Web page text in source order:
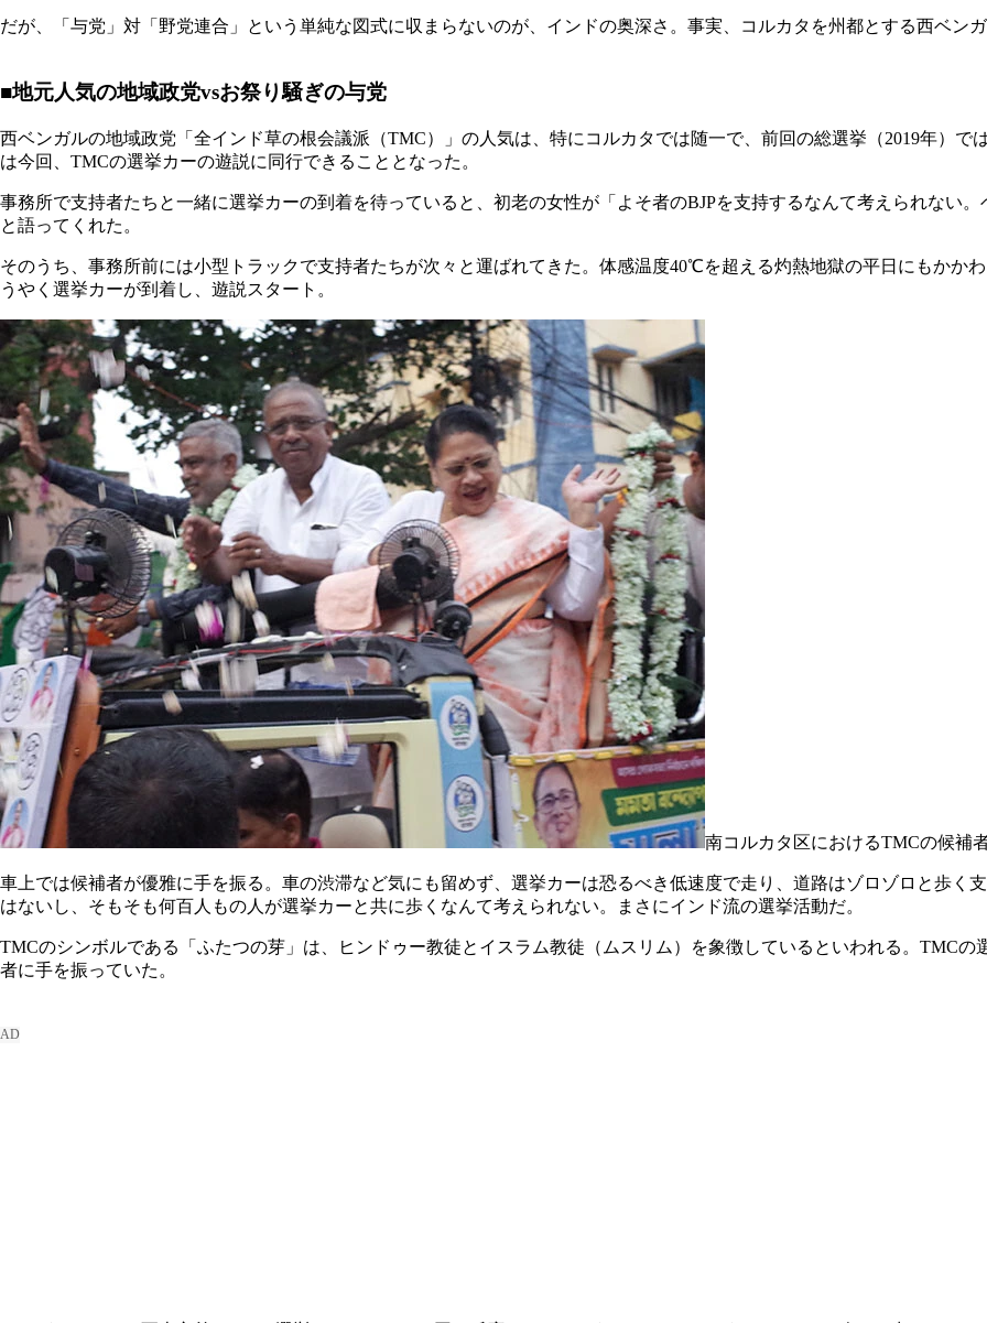
だが、「与党」対「野党連合」という単純な図式に収まらないのが、インドの奥深さ。事実、コルカタを州都とする西ベン
■地元人気の地域政党vsお祭り騒ぎの与党
西ベンガルの地域政党「全インド草の根会議派（TMC）」の人気は、特にコルカタでは随一で、前回の総選挙（2019年）
は今回、TMCの選挙カーの遊説に同行できることとなった。
事務所で支持者たちと一緒に選挙カーの到着を待っていると、初老の女性が「よそ者のBJPを支持するなんて考えられない
と語ってくれた。
そのうち、事務所前には小型トラックで支持者たちが次々と運ばれてきた。体感温度40℃を超える灼熱地獄の平日にもかか
うやく選挙カーが到着し、遊説スタート。
南コルカタ区におけるTMCの候補
車上では候補者が優雅に手を振る。車の渋滞など気にも留めず、選挙カーは恐るべき低速度で走り、道路はゾロゾロと歩く
はないし、そもそも何百人もの人が選挙カーと共に歩くなんて考えられない。まさにインド流の選挙活動だ。
TMCのシンボルである「ふたつの芽」は、ヒンドゥー教徒とイスラム教徒（ムスリム）を象徴しているといわれる。TMC
者に手を振っていた。